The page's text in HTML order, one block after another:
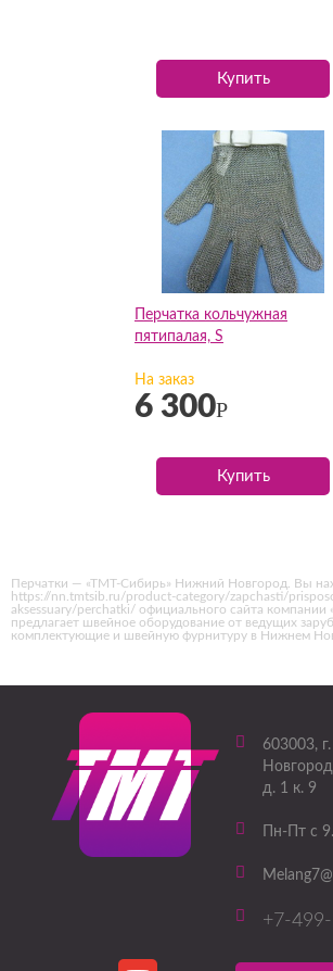
Купить
Перчатка кольчужная
пятипалая, S
На заказ
6 300Р
Купить
Перчатки — «ТМТ-Сибирь» Нижний Новгород. Вы
https://nn.tmtsib.ru/product-category/zapchasti/
aksessuary/perchatki/ официального сайта компании
предлагает швейное оборудование от ведущих
комплектующие и швейную фурнитуру в Нижнем
603003, г.
Новгород
д. 1 к. 9
Пн-Пт с
+7-